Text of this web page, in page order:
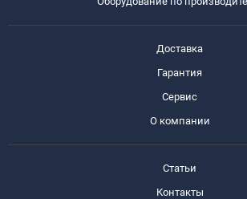
Доставка
Гарантия
Сервис
О компании
Статьи
Контакты